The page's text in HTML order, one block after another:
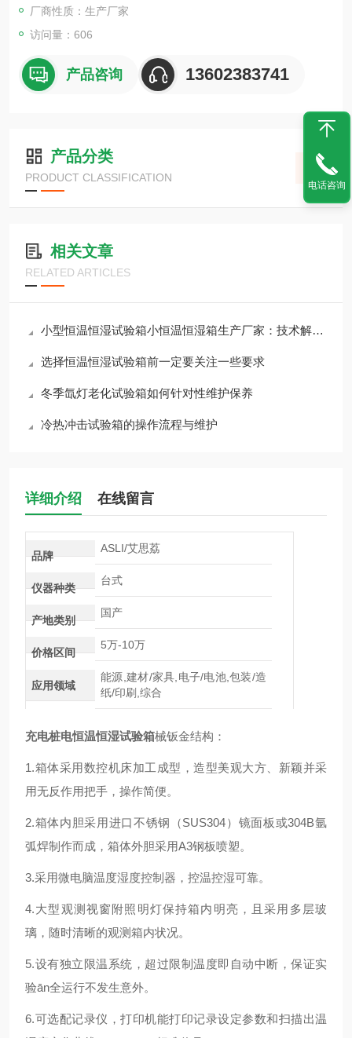
厂商性质：生产厂家
访问量：606
产品咨询 13602383741
产品分类
PRODUCT CLASSIFICATION
相关文章
RELATED ARTICLES
小型恒温恒湿试验箱小恒温恒湿箱生产厂家：技术解析与选购指南
选择恒温恒湿试验箱前一定要关注一些要求
冬季氙灯老化试验箱如何针对性维护保养
冷热冲击试验箱的操作流程与维护
详细介绍 在线留言
品牌
ASLI/艾思荔
仪器种类
台式
产地类别
国产
价格区间
5万-10万
应用领域
能源,建材/家具,电子/电池,包装/造
纸/印刷,综合
充电桩电恒温恒湿试验箱械钣金结构：
1.箱体采用数控机床加工成型，造型美观大方、新颖并采
用无反作用把手，操作简便。
2.箱体内胆采用进口不锈钢（SUS304）镜面板或304B氩
弧焊制作而成，箱体外胆采用A3钢板喷塑。
3.采用微电脑温度湿度控制器，控温控湿可靠。
4.大型观测视窗附照明灯保持箱内明亮，且采用多层玻
璃，随时清晰的观测箱内状况。
5.设有独立限温系统，超过限制温度即自动中断，保证实
验ān全运行不发生意外。
6.可选配记录仪，打印机能打印记录设定参数和扫描出温
电话咨询